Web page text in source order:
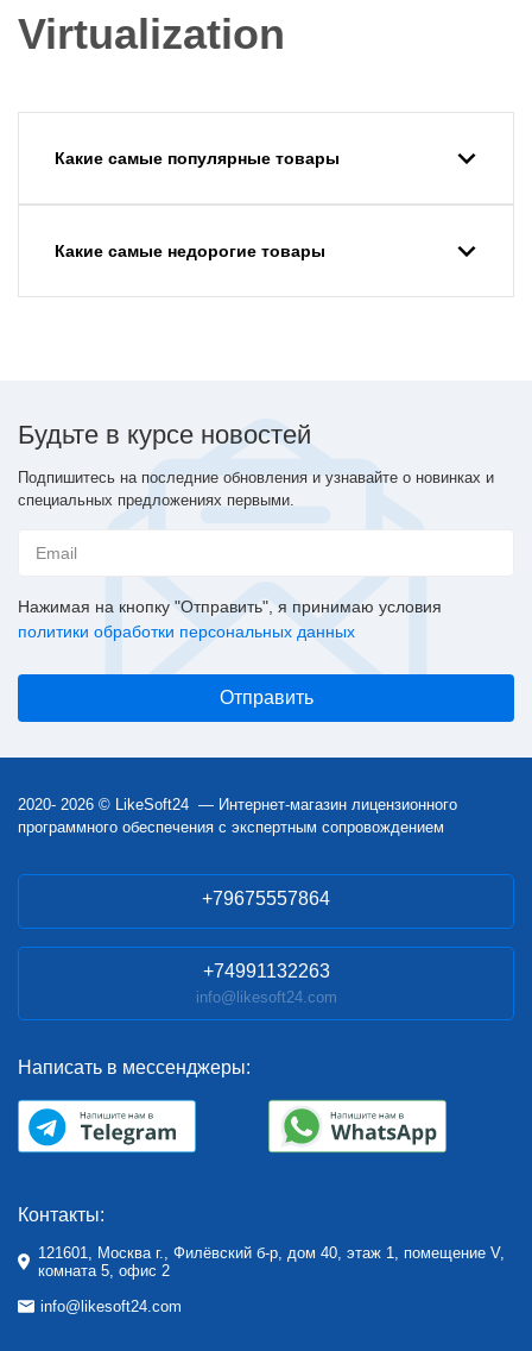
Virtualization
Какие самые популярные товары
Какие самые недорогие товары
Будьте в курсе новостей
Подпишитесь на последние обновления и узнавайте о новинках и
специальных предложениях первыми.
Нажимая на кнопку "Отправить", я принимаю условия
политики обработки персональных данных
2020- 2026 © LikeSoft24 — Интернет-магазин лицензионного
программного обеспечения с экспертным сопровождением
+79675557864
+74991132263
info@likesoft24.com
Написать в мессенджеры:
Контакты:
121601, Москва г., Филёвский б-р, дом 40, этаж 1, помещение V,
комната 5, офис 2
info@likesoft24.com